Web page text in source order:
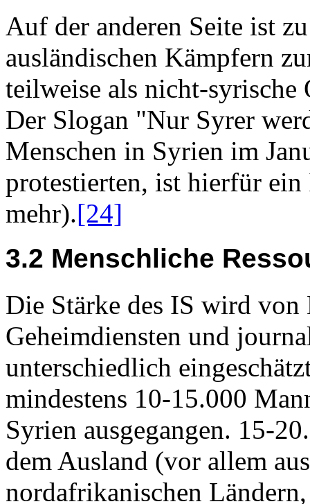
Auf der anderen Seite ist
ausländischen Kämpfern
teilweise als nicht-syrische
Der Slogan "Nur Syrer
Menschen in Syrien im
protestierten, ist hierfür
mehr).[24]
3.2 Menschliche
Die Stärke des IS wird
Geheimdiensten und
unterschiedlich
mindestens 10-15.000
Syrien ausgegangen. 15-
dem Ausland (vor allem
nordafrikanischen